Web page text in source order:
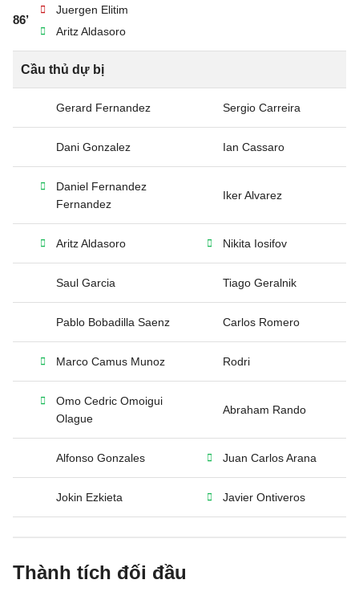
86’
Juergen Elitim
Aritz Aldasoro
Cầu thủ dự bị
Gerard Fernandez Sergio Carreira
Dani Gonzalez Ian Cassaro
Daniel Fernandez
Fernandez
Iker Alvarez
Aritz Aldasoro Nikita Iosifov
Saul Garcia Tiago Geralnik
Pablo Bobadilla Saenz Carlos Romero
Marco Camus Munoz Rodri
Omo Cedric Omoigui
Olague
Abraham Rando
Alfonso Gonzales Juan Carlos Arana
Jokin Ezkieta Javier Ontiveros
Thành tích đối đầu